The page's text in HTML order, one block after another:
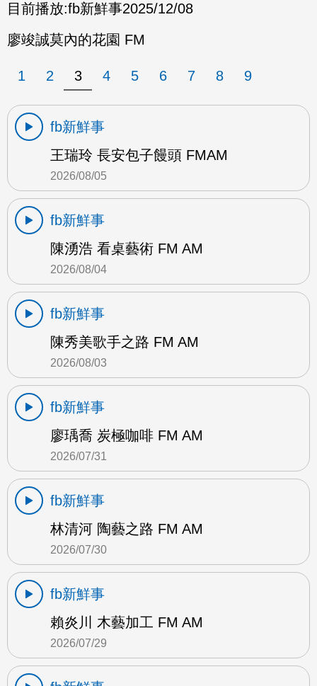
目前播放:fb新鮮事2025/12/08
廖竣誠莫內的花園 FM
1 2 3 4 5 6 7 8 9
fb新鮮事
王瑞玲 長安包子饅頭 FMAM
2026/08/05
fb新鮮事
陳湧浩 看桌藝術 FM AM
2026/08/04
fb新鮮事
陳秀美歌手之路 FM AM
2026/08/03
fb新鮮事
廖瑀喬 炭極咖啡 FM AM
2026/07/31
fb新鮮事
林清河 陶藝之路 FM AM
2026/07/30
fb新鮮事
賴炎川 木藝加工 FM AM
2026/07/29